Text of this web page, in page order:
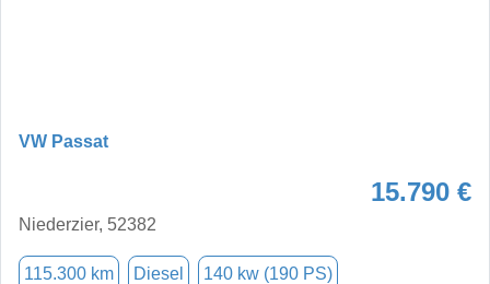
VW Passat
15.790 €
Niederzier, 52382
115.300 km Diesel 140 kw (190 PS)